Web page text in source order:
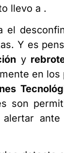
llevo a .
el
Y es
y
en
son